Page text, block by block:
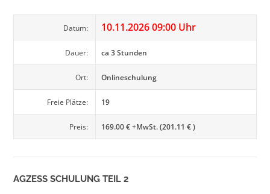
Datum: 10.11.2026 09:00 Uhr
Dauer: ca 3 Stunden
Ort: Onlineschulung
Freie Plätze: 19
Preis: 169.00 € +MwSt. (201.11 € )
AGZESS SCHULUNG TEIL 2